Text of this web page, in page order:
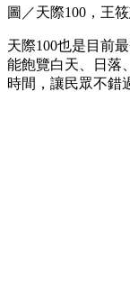
圖／天際100，王筱
天際100也是目前
能飽覽白天、日落
時間，讓民眾不錯